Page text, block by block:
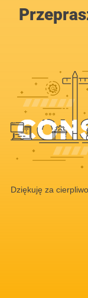
Dziękuję za